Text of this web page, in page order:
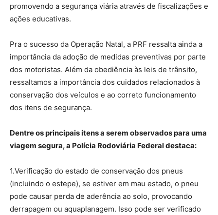
promovendo a segurança viária através de fiscalizações e
ações educativas.
Pra o sucesso da Operação Natal, a PRF ressalta ainda a
importância da adoção de medidas preventivas por parte
dos motoristas. Além da obediência às leis de trânsito,
ressaltamos a importância dos cuidados relacionados à
conservação dos veículos e ao correto funcionamento
dos itens de segurança.
Dentre os principais itens a serem observados para uma
viagem segura, a Polícia Rodoviária Federal destaca:
1.Verificação do estado de conservação dos pneus
(incluindo o estepe), se estiver em mau estado, o pneu
pode causar perda de aderência ao solo, provocando
derrapagem ou aquaplanagem. Isso pode ser verificado